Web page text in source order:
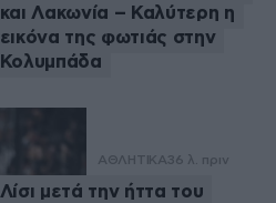
και Λακωνία – Καλύτερη η
εικόνα της φωτιάς στην
Κολυμπάδα
ΑΘΛΗΤΙΚΑ36 λ. πριν
Λίσι μετά την ήττα του